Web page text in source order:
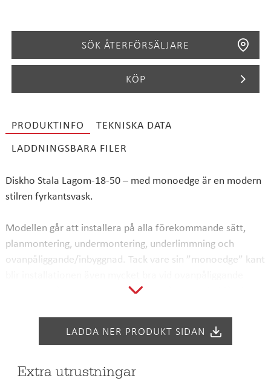
SÖK ÅTERFÖRSÄLJARE
SÖK
KÖP
PRODUKTINFO
TEKNISKA DATA
LADDNINGSBARA FILER
Diskho Stala Lagom-18-50 – med monoedge är en modern
stilren fyrkantsvask.
Modellen går att installera på alla förekommande sätt,
planmontering, undermontering, underlimmning och
ovanpåliggande/inbyggnad. Tack vare sin ”monoedge” kant
montage, då kanten är helt rak och något rundad får du en
marknaden som antingen har en mycket hög kant, eller en
LADDA NER PRODUKT SIDAN
Extra utrustningar